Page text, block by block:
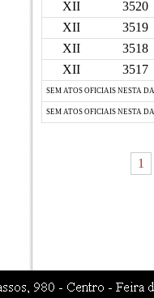
XII
3520
XII
3519
XII
3518
XII
3517
SEM ATOS OFICIAIS NESTA
SEM ATOS OFICIAIS NESTA
1